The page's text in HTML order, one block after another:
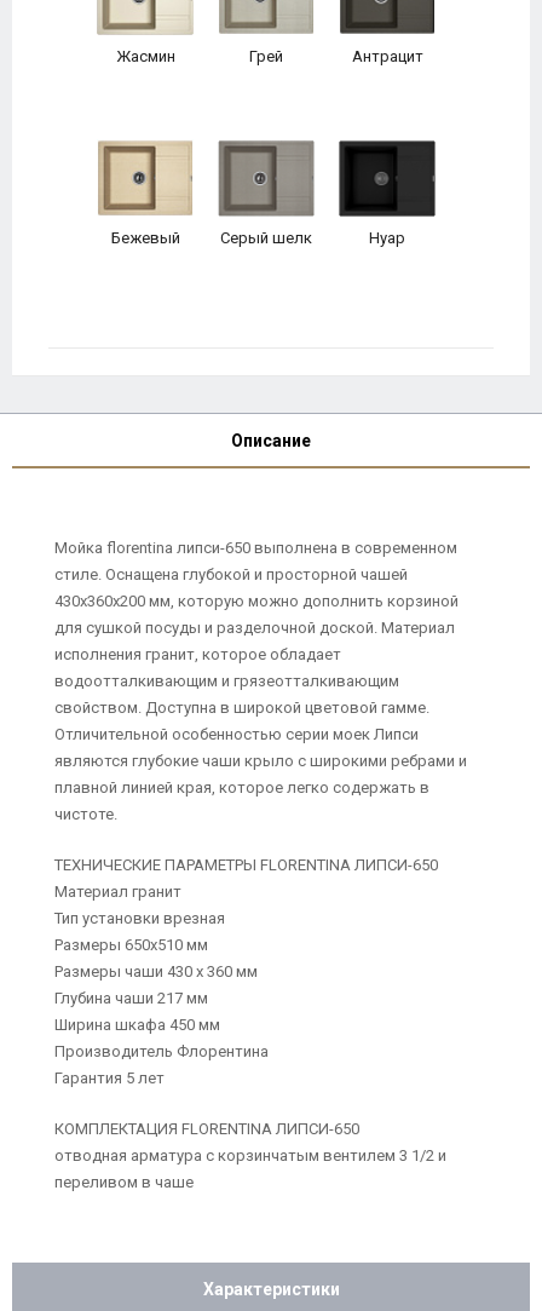
Жасмин Грей Антрацит
Бежевый Серый шелк Нуар
Описание
Мойка florentina липси-650 выполнена в современном
стиле. Оснащена глубокой и просторной чашей
430х360х200 мм, которую можно дополнить корзиной
для сушкой посуды и разделочной доской. Материал
исполнения гранит, которое обладает
водоотталкивающим и грязеотталкивающим
свойством. Доступна в широкой цветовой гамме.
Отличительной особенностью серии моек Липси
являются глубокие чаши крыло с широкими ребрами и
плавной линией края, которое легко содержать в
чистоте.
ТЕХНИЧЕСКИЕ ПАРАМЕТРЫ FLORENTINA ЛИПСИ-650
Материал гранит
Тип установки врезная
Размеры 650х510 мм
Размеры чаши 430 х 360 мм
Глубина чаши 217 мм
Ширина шкафа 450 мм
Производитель Флорентина
Гарантия 5 лет
КОМПЛЕКТАЦИЯ FLORENTINA ЛИПСИ-650
отводная арматура с корзинчатым вентилем 3 1/2 и
переливом в чаше
Характеристики